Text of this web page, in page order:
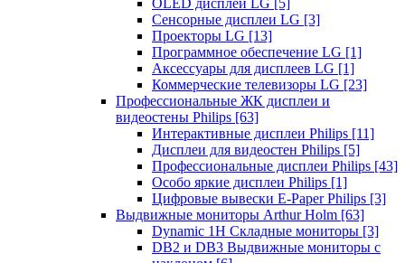
OLED дисплеи LG [5]
Сенсорные дисплеи LG [3]
Проекторы LG [13]
Программное обеспечение LG [1]
Аксессуары для дисплеев LG [1]
Коммерческие телевизоры LG [23]
Профессиональные ЖК дисплеи и
видеостены Philips [63]
Интерактивные дисплеи Philips [11]
Дисплеи для видеостен Philips [5]
Профессиональные дисплеи Philips [43]
Особо яркие дисплеи Philips [1]
Цифровые вывески E-Paper Philips [3]
Выдвижные мониторы Arthur Holm [63]
Dynamic 1Н Складные мониторы [3]
DB2 и DB3 Выдвижные мониторы с